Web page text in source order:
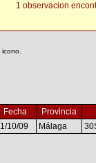
1 observacion
Fecha Provincia
10/09 Málaga